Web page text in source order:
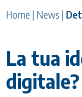
Home | News |
La tua
digitale?